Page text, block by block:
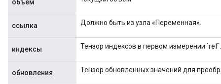
объем
ссылка Должно быть из узла «Переменная».
индексы Тензор индексов в первом измерении `ref`.
обновления Тензор обновленных значений для